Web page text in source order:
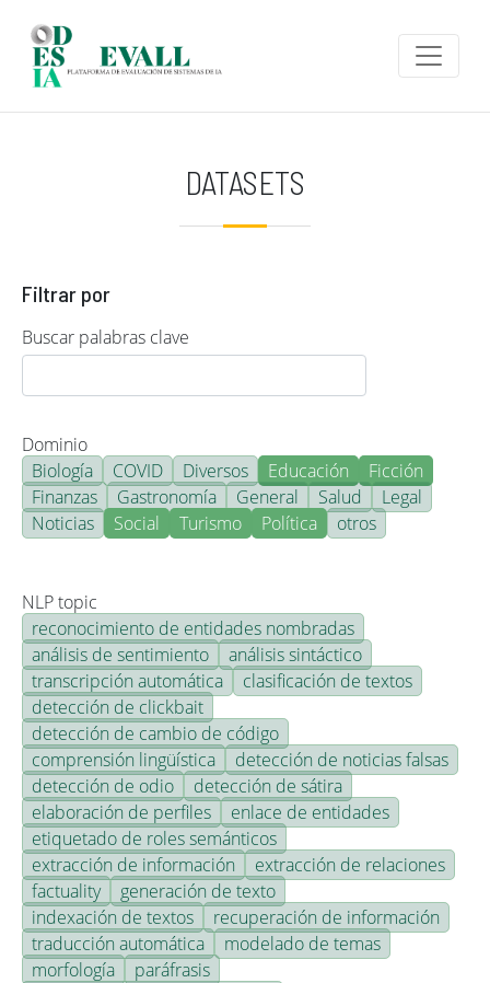
DATASETS
Filtrar por
Buscar palabras clave
Dominio
Biología
COVID Diversos Educación
Ficción
Finanzas
Gastronomía General Salud
Legal
Noticias
Social Turismo Política otros
NLP topic
reconocimiento de entidades nombradas
análisis de sentimiento
análisis sintáctico
transcripción automática
clasificación de textos
detección de clickbait
detección de cambio de código
comprensión lingüística
detección de noticias falsas
detección de odio
detección de sátira
elaboración de perfiles
enlace de entidades
etiquetado de roles semánticos
extracción de información
extracción de relaciones
factuality
generación de texto
indexación de textos
recuperación de información
traducción automática
modelado de temas
morfología
paráfrasis